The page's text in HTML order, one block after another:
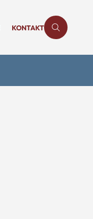
KONTAKT